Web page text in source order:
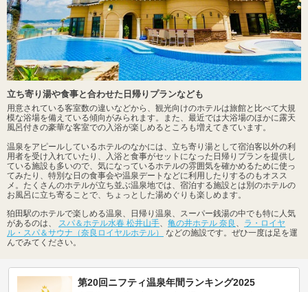
立ち寄り湯や食事と合わせた日帰りプランなども
用意されている客室数の違いなどから、観光向けのホテルは旅館と比べて大規
模な浴場を備えている傾向がみられます。また、最近では大浴場のほかに露天
風呂付きの豪華な客室での入浴が楽しめるところも増えてきています。
温泉をアピールしているホテルのなかには、立ち寄り湯として宿泊客以外の利
用者を受け入れていたり、入浴と食事がセットになった日帰りプランを提供し
ている施設も多いので、気になっているホテルの雰囲気を確かめるために使っ
てみたり、特別な日の食事会や温泉デートなどに利用したりするのもオスス
メ。たくさんのホテルが立ち並ぶ温泉地では、宿泊する施設とは別のホテルの
お風呂に立ち寄ることで、ちょっとした湯めぐりも楽しめます。
狛田駅のホテルで楽しめる温泉、日帰り温泉、スーパー銭湯の中でも特に人気
があるのは、
スパ＆ホテル水春 松井山手 亀の井ホテル 奈良
ラ・ロイヤ
ル・スパ＆サウナ（奈良ロイヤルホテル）
などの施設です。ぜひ一度は足を運
んでみてください。
第20回ニフティ温泉年間ランキング2025